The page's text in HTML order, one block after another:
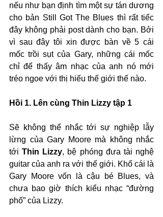
nếu như bạn định tìm một sự tán dương
cho bản Still Got The Blues thì rất tiếc
đây không phải post dành cho bạn. Bởi
vì sau đây tôi xin được bàn về 5 cái
mốc trồi sụt của Gary, những cái mốc
chỉ để thấy âm nhạc của anh nó mới
tréo ngoe với thị hiếu thế giới thế nào.
Hồi 1. Lên cùng Thin Lizzy tập 1
Sẽ không thể nhắc tới sự nghiệp lẫy
lừng của Gary Moore mà không nhắc
tới Thin Lizzy, bệ phóng đưa tài nghệ
guitar của anh ra với thế giới. Khổ cái là
Gary Moore vốn là cậu bé Blues, và
chưa bao giờ thích kiểu nhạc “đường
phố” của Lizzy.